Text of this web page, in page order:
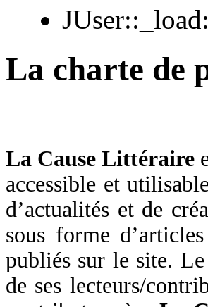
La charte de
La Cause Littéraire
accessible et
d’actualités et de
sous forme
publiés sur le site.
de ses lecteurs/